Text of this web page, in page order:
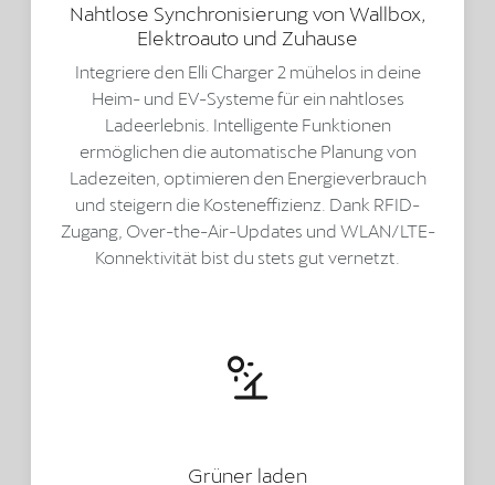
Nahtlose Synchronisierung von Wallbox,
Elektroauto und Zuhause
Integriere den Elli Charger 2 mühelos in deine
Heim- und EV-Systeme für ein nahtloses
Ladeerlebnis. Intelligente Funktionen
ermöglichen die automatische Planung von
Ladezeiten, optimieren den Energieverbrauch
und steigern die Kosteneffizienz. Dank RFID-
Zugang, Over-the-Air-Updates und WLAN/LTE-
Konnektivität bist du stets gut vernetzt.
Grüner laden